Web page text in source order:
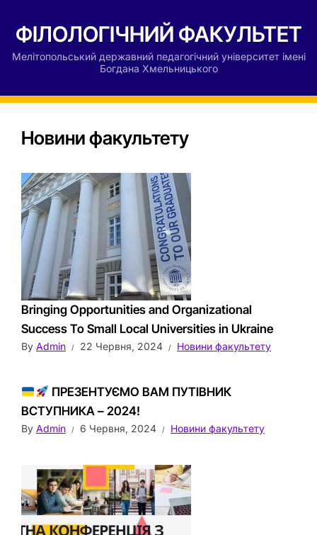
ФІЛОЛОГІЧНИЙ ФАКУЛЬТЕТ
Мелітопольський державний педагогічний університет імені
Богдана Хмельницького
Новини факультету
Bringing Opportunities and Organizational
Success To Small Local Universities in Ukraine
By Admin 22 Червня, 2024 Новини факультету
ПРЕЗЕНТУЄМО ВАМ ПУТІВНИК
ВСТУПНИКА – 2024!
By Admin 6 Червня, 2024 Новини факультету